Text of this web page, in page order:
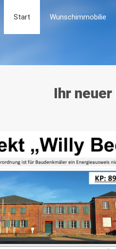
Start Wunschimmobilie
Ihr neuer